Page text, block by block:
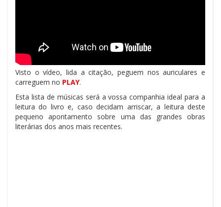
Visto o vídeo, lida a citação, peguem nos auriculares e
carreguem no PLAY.
Esta lista de músicas será a vossa companhia ideal para a
leitura do livro e, caso decidam arriscar, a leitura deste
pequeno apontamento sobre uma das grandes obras
literárias dos anos mais recentes.